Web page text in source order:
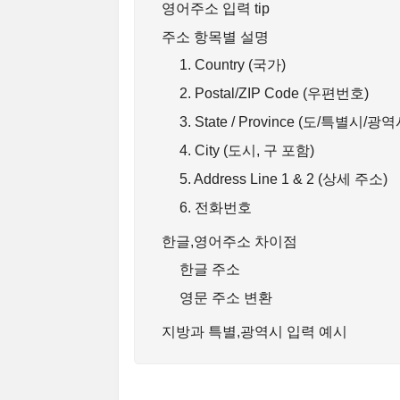
영어주소 입력 tip
주소 항목별 설명
1. Country (국가)
2. Postal/ZIP Code (우편번호)
3. State / Province (도/특별시/광역
4. City (도시, 구 포함)
5. Address Line 1 & 2 (상세 주소)
6. 전화번호
한글,영어주소 차이점
한글 주소
영문 주소 변환
지방과 특별,광역시 입력 예시